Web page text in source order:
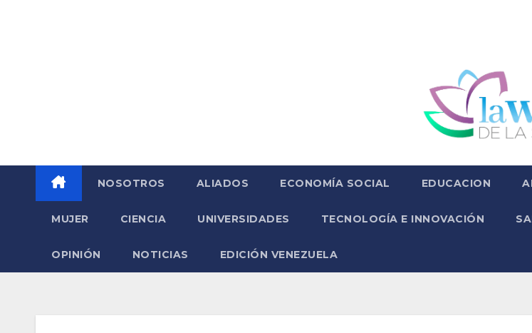
NOSOTROS ALIADOS ECONOMÍA SOCIAL EDUCACION
MUJER CIENCIA UNIVERSIDADES TECNOLOGÍA E INNOVACIÓN
OPINIÓN NOTICIAS EDICIÓN VENEZUELA